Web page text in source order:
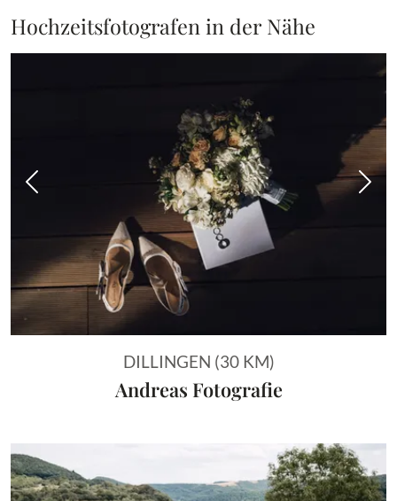
Hochzeitsfotografen in der Nähe
Vorheriges Bild
DILLINGEN (30 KM)
Andreas Fotografie